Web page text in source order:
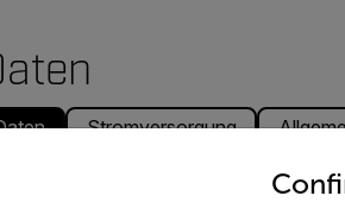
Stromversorgung
Daten
preferred country and language from